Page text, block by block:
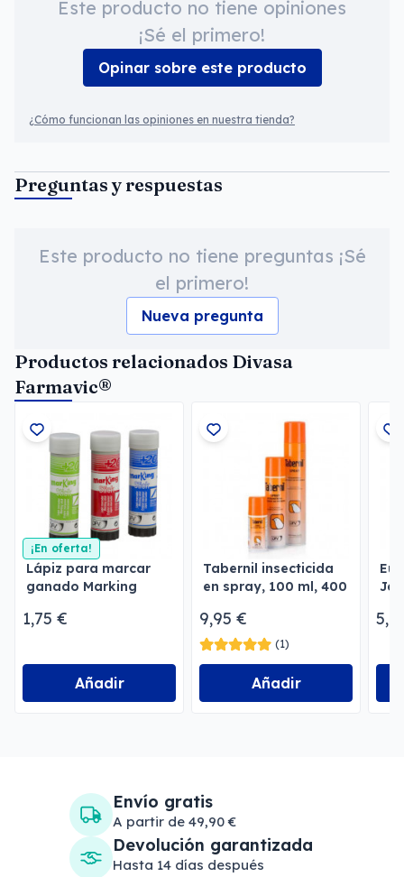
Este producto no tiene opiniones
¡Sé el primero!
Opinar sobre este producto
¿Cómo funcionan las opiniones en nuestra tienda?
Preguntas y respuestas
Este producto no tiene preguntas ¡Sé
el primero!
Nueva pregunta
Productos relacionados Divasa
Farmavic®
¡En oferta!
Lápiz para marcar
ganado Marking
1,75 €
Añadir
Tabernil insecticida
en spray, 100 ml, 400
9,95 €
(1)
Añadir
Envío gratis
A partir de 49,90 €
Devolución garantizada
Hasta 14 días después